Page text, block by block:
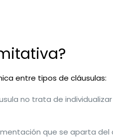
entre tipos de cláusulas:
no trata de
que se aparta